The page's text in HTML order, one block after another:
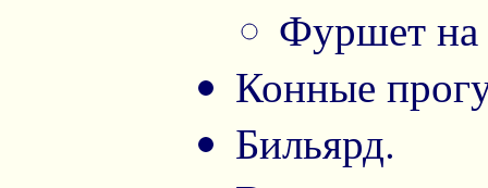
Фуршет на
Конные
Бильярд.